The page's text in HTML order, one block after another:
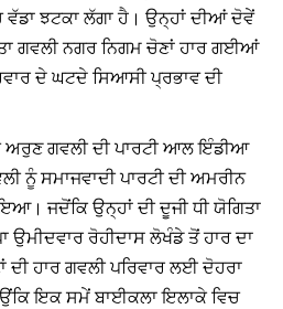
ਵੱਡਾ ਝਟਕਾ ਲੱਗਾ ਹੈ। ਉਨ੍ਹਾਂ ਦੀਆਂ ਦੋਵੇਂ
ਗਵਲੀ ਨਗਰ ਨਿਗਮ ਚੋਣਾਂ ਹਾਰ ਗਈਆਂ
ਦੇ ਘਟਦੇ ਸਿਆਸੀ ਪ੍ਰਭਾਵ ਦੀ
ਅਰੁਣ ਗਵਲੀ ਦੀ ਪਾਰਟੀ ਆਲ ਇੰਡੀਆ
ਨੂੰ ਸਮਾਜਵਾਦੀ ਪਾਰਟੀ ਦੀ ਅਮਰੀਨ
ਜਦੋਂਕਿ ਉਨ੍ਹਾਂ ਦੀ ਦੂਜੀ ਧੀ ਯੋਗਿਤਾ
ਉਮੀਦਵਾਰ ਰੋਹੀਦਾਸ ਲੋਖੰਡੇ ਤੋਂ ਹਾਰ ਦਾ
ਹਾਰ ਗਵਲੀ ਪਰਿਵਾਰ ਲਈ ਦੋਹਰਾ
ਇਕ ਸਮੇਂ ਬਾਈਕਲਾ ਇਲਾਕੇ ਵਿਚ